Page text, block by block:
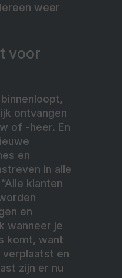
weer
voor
ontvangen
of -heer. En
en
in alle
klanten
en
wanneer je
komt, want
en
zijn er nu